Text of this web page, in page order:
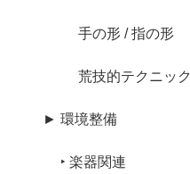
手の形 / 指の形
荒技的テクニック
► 環境整備
‣ 楽器関連